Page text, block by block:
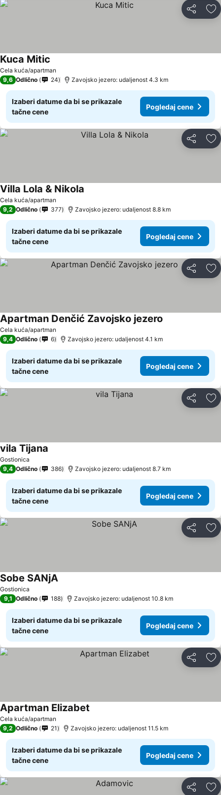
Deli
Cela kuća/apartman
Kuca Mitic
9,6 Odlično 24 Zavojsko jezero: udaljenost 4.3 km
Izaberi datume da bi se prikazale
tačne cene
Pogledaj cene
Deli
Cela kuća/apartman
Villa Lola & Nikola
9,2 Odlično 377 Zavojsko jezero: udaljenost 8.8 km
Izaberi datume da bi se prikazale
tačne cene
Pogledaj cene
Deli
Cela kuća/apartman
Apartman Denčić Zavojsko jezero
9,4 Odlično 6 Zavojsko jezero: udaljenost 4.1 km
Izaberi datume da bi se prikazale
tačne cene
Pogledaj cene
Deli
Gostionica
vila Tijana
9,4 Odlično 386 Zavojsko jezero: udaljenost 8.7 km
Izaberi datume da bi se prikazale
tačne cene
Pogledaj cene
Deli
Gostionica
Sobe SANjAPogledaj cene
9,1 Odlično 188 Zavojsko jezero: udaljenost 10.8 km
Izaberi datume da bi se prikazale
tačne cene
Pogledaj cene
Deli
Cela kuća/apartman
Apartman Elizabet
9,2 Odlično 21 Zavojsko jezero: udaljenost 11.5 km
Izaberi datume da bi se prikazale
tačne cene
Pogledaj cene
Deli